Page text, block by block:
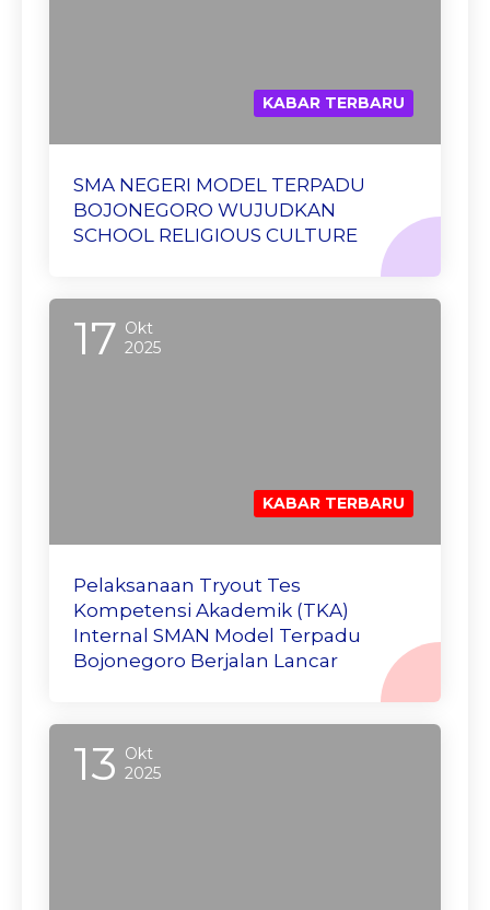
KABAR TERBARU
SMA NEGERI MODEL TERPADU
BOJONEGORO WUJUDKAN
SCHOOL RELIGIOUS CULTURE
17 Okt
2025
KABAR TERBARU
Pelaksanaan Tryout Tes
Kompetensi Akademik (TKA)
Internal SMAN Model Terpadu
Bojonegoro Berjalan Lancar
13 Okt
2025